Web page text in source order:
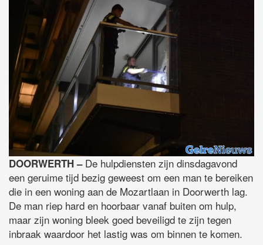
DOORWERTH –De hulpdiensten zijn dinsdagavond
een geruime tijd bezig geweest om een man te bereiken
die in een woning aan de Mozartlaan in Doorwerth lag.
De man riep hard en hoorbaar vanaf buiten om hulp,
maar zijn woning bleek goed beveiligd te zijn tegen
inbraak waardoor het lastig was om binnen te komen.